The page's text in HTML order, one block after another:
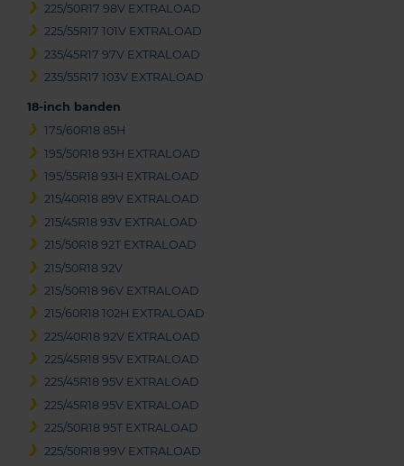
225/50R17 98V EXTRALOAD
225/55R17 101V EXTRALOAD
235/45R17 97V EXTRALOAD
235/55R17 103V EXTRALOAD
18-inch banden
175/60R18 85H
195/50R18 93H EXTRALOAD
195/55R18 93H EXTRALOAD
215/40R18 89V EXTRALOAD
215/45R18 93V EXTRALOAD
215/50R18 92T EXTRALOAD
215/50R18 92V
215/50R18 96V EXTRALOAD
215/60R18 102H EXTRALOAD
225/40R18 92V EXTRALOAD
225/45R18 95V EXTRALOAD
225/45R18 95V EXTRALOAD
225/45R18 95V EXTRALOAD
225/50R18 95T EXTRALOAD
225/50R18 99V EXTRALOAD